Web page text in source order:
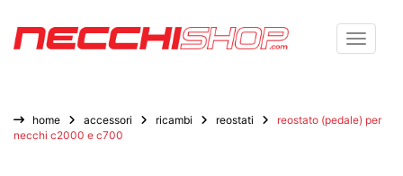
Toggle
home accessori ricambi reostati
reostato (pedale) per
necchi c2000 e c700